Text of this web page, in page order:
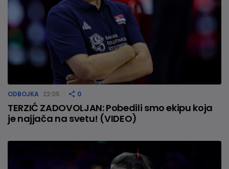
ODBOJKA 22:05 0
TERZIĆ ZADOVOLJAN: Pobedili smo ekipu koja
je najjača na svetu! (VIDEO)